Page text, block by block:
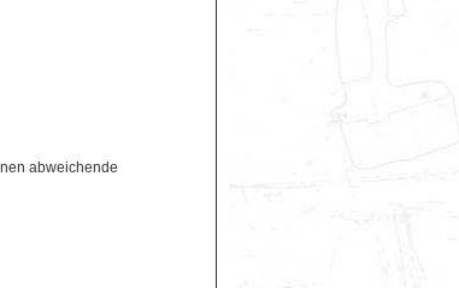
abweichende